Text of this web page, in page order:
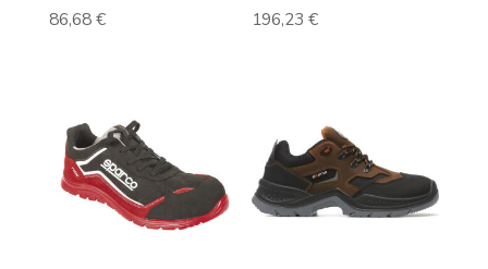
86,68€ 196,23€